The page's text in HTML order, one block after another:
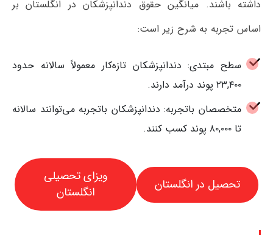
داشته باشند. میانگین حقوق دندانپزشکان در انگلستان بر
اساس تجربه به شرح زیر است:
سطح مبتدی: دندانپزشکان تازه‌کار معمولاً سالانه حدود
۲۳,۴۰۰ پوند درآمد دارند.
متخصصان باتجربه: دندانپزشکان باتجربه می‌توانند سالانه
تا ۸۰,۰۰۰ پوند کسب کنند.
تحصیل در انگلستان
ویزای تحصیلی
انگلستان